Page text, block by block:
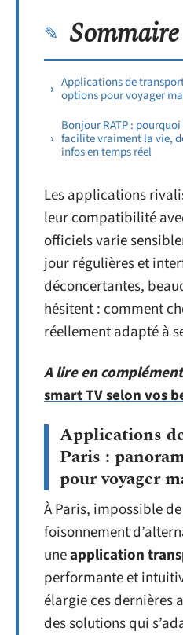
Sommaire
Applications de
options pour voyager
Bonjour RATP :
facilite vraiment la vie,
infos en temps réel
Les applications
leur compatibilité
officiels varie
jour régulières et
déconcertantes,
hésitent : comment
réellement adapté à
A lire en
smart TV selon vos
Applications
Paris :
pour voyager
À Paris, impossible
foisonnement
uneapplication
performante et
élargie ces dernières
des solutions qui